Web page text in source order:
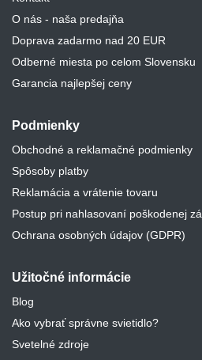
O nás - naša predajňa
Doprava zadarmo nad 20 EUR
Odberné miesta po celom Slovensku
Garancia najlepšej ceny
Podmienky
Obchodné a reklamačné podmienky
Spôsoby platby
Reklamácia a vrátenie tovaru
Postup pri nahlasovaní poškodenej
Ochrana osobných údajov (GDPR)
Užitočné informácie
Blog
Ako vybrať správne svietidlo?
Svetelné zdroje